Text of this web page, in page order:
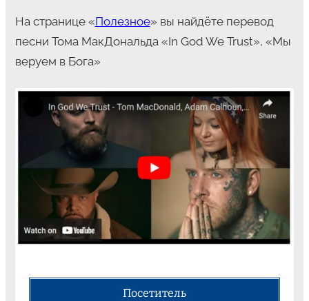
На странице «Полезное» вы найдёте перевод
песни Тома МакДональда «In God We Trust», «Мы
веруем в Бога»
Посетитель